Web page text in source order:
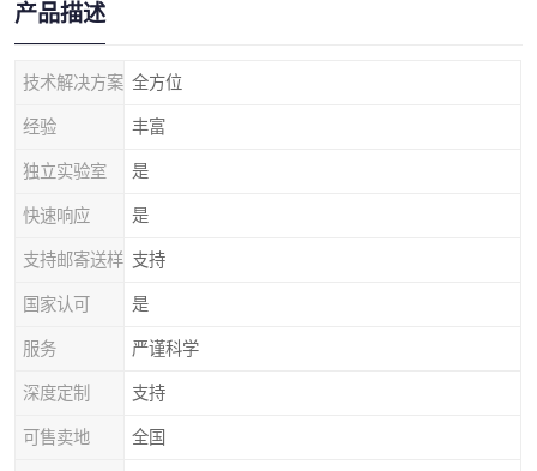
产品描述
技术解决方案 全方位
经验 丰富
独立实验室 是
快速响应 是
支持邮寄送样 支持
国家认可 是
服务 严谨科学
深度定制 支持
可售卖地 全国